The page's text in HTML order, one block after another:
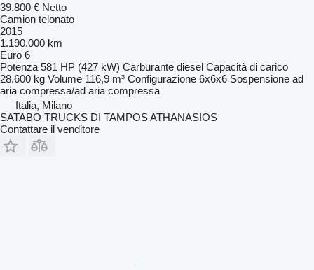
39.800 € Netto
Camion telonato
2015
1.190.000 km
Euro 6
Potenza 581 HP (427 kW) Carburante diesel Capacità di carico
28.600 kg Volume 116,9 m³ Configurazione 6x6x6 Sospensione ad
aria compressa/ad aria compressa
Italia, Milano
SATABO TRUCKS DI TAMPOS ATHANASIOS
Contattare il venditore